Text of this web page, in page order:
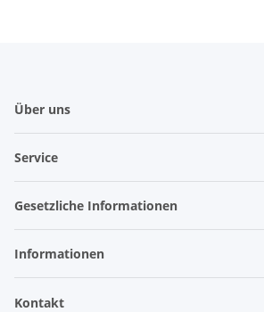
Über uns
Service
Gesetzliche Informationen
Informationen
Kontakt